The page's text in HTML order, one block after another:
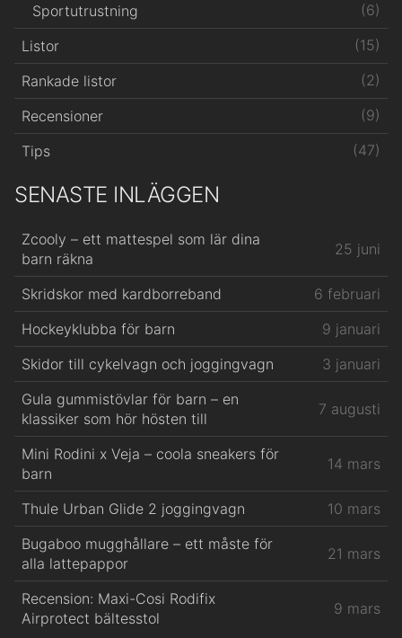
Sportutrustning
(6)
Listor
(15)
Rankade listor
(2)
Recensioner
(9)
Tips
(47)
SENASTE INLÄGGEN
Zcooly – ett mattespel som lär dina
barn räkna
25 juni
Skridskor med kardborreband
6 februari
Hockeyklubba för barn
9 januari
Skidor till cykelvagn och joggingvagn
3 januari
Gula gummistövlar för barn – en
klassiker som hör hösten till
7 augusti
Mini Rodini x Veja – coola sneakers för
barn
14 mars
Thule Urban Glide 2 joggingvagn
10 mars
Bugaboo mugghållare – ett måste för
alla lattepappor
21 mars
Recension: Maxi-Cosi Rodifix
Airprotect bältesstol
9 mars